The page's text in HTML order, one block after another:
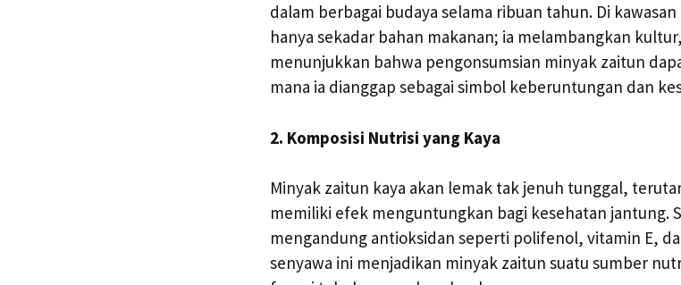
dalam berbagai budaya selama ribuan tahun. Di
hanya sekadar bahan makanan; ia melambangkan
menunjukkan bahwa pengonsumsian minyak zaitun
mana ia dianggap sebagai simbol keberuntungan dan
2. Komposisi Nutrisi yang Kaya
Minyak zaitun kaya akan lemak tak jenuh tunggal,
memiliki efek menguntungkan bagi kesehatan jantung.
mengandung antioksidan seperti polifenol, vitamin E,
senyawa ini menjadikan minyak zaitun suatu sumber